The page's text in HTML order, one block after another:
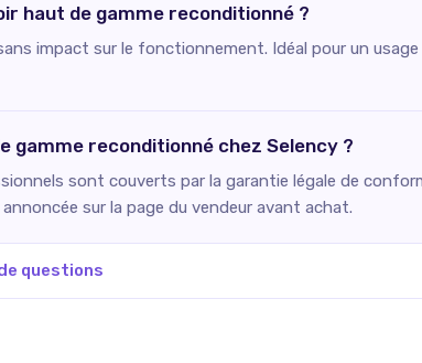
haut de gamme reconditionné ?
impact sur le fonctionnement. Idéal pour un
gamme reconditionné chez Selency ?
sont couverts par la garantie légale de
sur la page du vendeur avant achat.
questions